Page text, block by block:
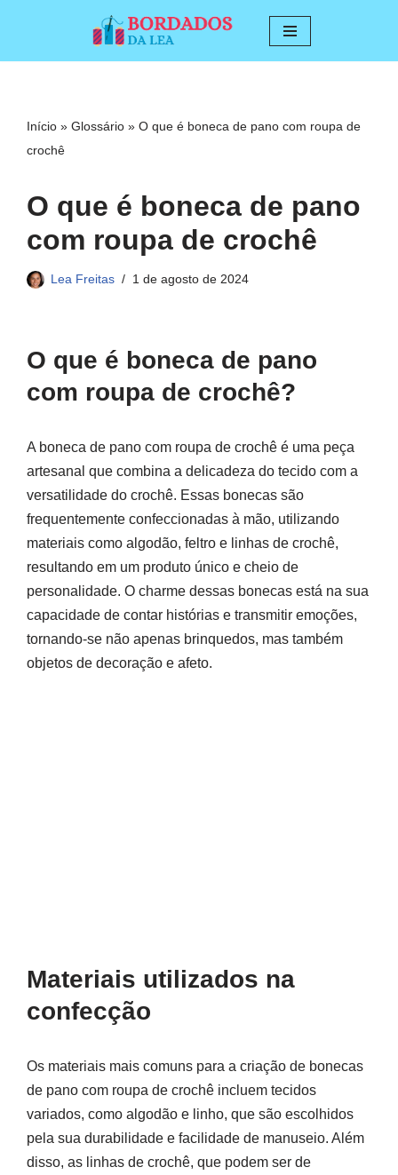
conteúdo
Início » Glossário » O que é boneca de pano com roupa de
crochê
O que é boneca de pano
com roupa de crochê
Lea Freitas 1 de agosto de 2024
O que é boneca de pano
com roupa de crochê?
A boneca de pano com roupa de crochê é uma peça
artesanal que combina a delicadeza do tecido com a
versatilidade do crochê. Essas bonecas são
frequentemente confeccionadas à mão, utilizando
materiais como algodão, feltro e linhas de crochê,
resultando em um produto único e cheio de
personalidade. O charme dessas bonecas está na sua
capacidade de contar histórias e transmitir emoções,
tornando-se não apenas brinquedos, mas também
objetos de decoração e afeto.
Materiais utilizados na
confecção
Os materiais mais comuns para a criação de bonecas
de pano com roupa de crochê incluem tecidos
variados, como algodão e linho, que são escolhidos
pela sua durabilidade e facilidade de manuseio. Além
disso, as linhas de crochê, que podem ser de